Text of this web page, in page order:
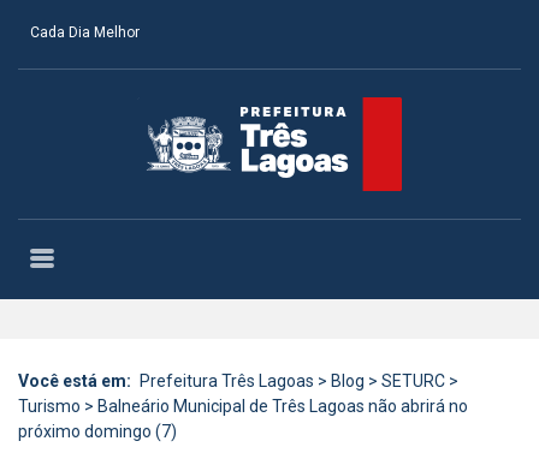
Cada Dia Melhor
Você está em: Prefeitura Três Lagoas > Blog > SETURC >
Turismo > Balneário Municipal de Três Lagoas não abrirá no
próximo domingo (7)